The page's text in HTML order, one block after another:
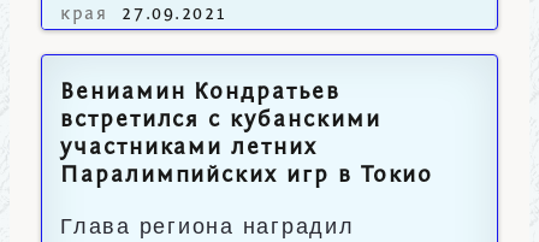
края
27.09.2021
Вениамин Кондратьев
встретился с кубанскими
участниками летних
Паралимпийских игр в Токио
Глава региона наградил